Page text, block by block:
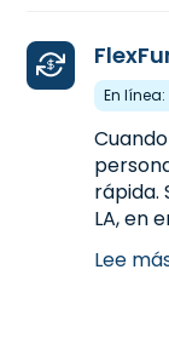
Pago
En
rápida.
LA, en en línea, y si tu Línea de Crédito
dinero
Lee